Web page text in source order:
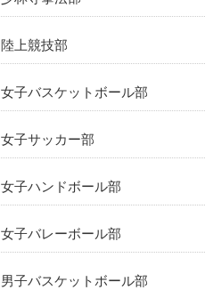
陸上競技部
女子バスケットボール部
女子サッカー部
女子ハンドボール部
女子バレーボール部
男子バスケットボール部